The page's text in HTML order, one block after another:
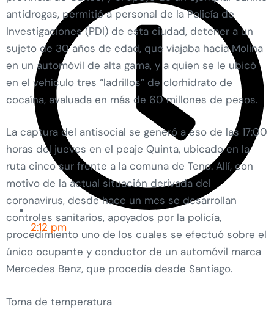
2:12 pm
antidrogas, permitió a personal de la Policía de
Investigaciones (PDI) de esta ciudad, detener a un
sujeto de 30 años de edad, que viajaba hacia Molina
en un automóvil de alta gama, y a quien se le ubicó
en el vehículo tres “ladrillos” de clorhidrato de
cocaína, avaluada en más de 60 millones de pesos.
La captura del antisocial se generó a eso de las 17:00
horas del jueves en el peaje Quinta, ubicado en la
ruta cinco sur frente a la comuna de Teno. Allí, con
motivo de la actual situación derivada del
coronavirus, desde hace un mes se desarrollan
controles sanitarios, apoyados por la policía,
procedimiento uno de los cuales se efectuó sobre el
único ocupante y conductor de un automóvil marca
Mercedes Benz, que procedía desde Santiago.
Toma de temperatura